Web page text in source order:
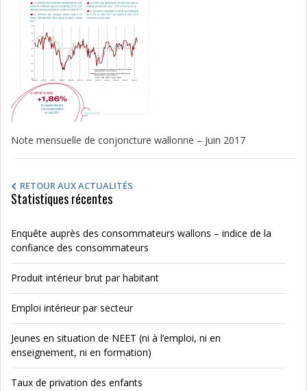
Note mensuelle de conjoncture wallonne – Juin 2017
RETOUR AUX ACTUALITÉS
Statistiques récentes
Enquête auprès des consommateurs wallons – indice de la
confiance des consommateurs
Produit intérieur brut par habitant
Emploi intérieur par secteur
Jeunes en situation de NEET (ni à l’emploi, ni en
enseignement, ni en formation)
Taux de privation des enfants